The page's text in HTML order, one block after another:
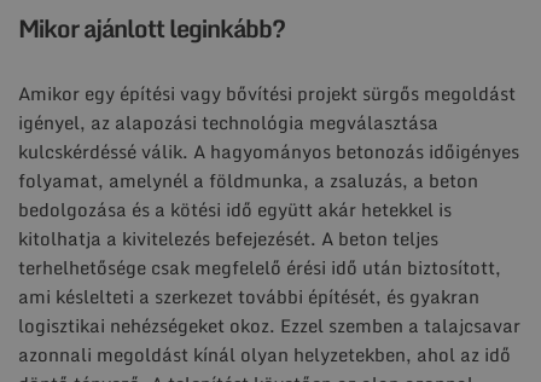
Mikor ajánlott leginkább?
Amikor egy építési vagy bővítési projekt sürgős megoldást
igényel, az alapozási technológia megválasztása
kulcskérdéssé válik. A hagyományos betonozás időigényes
folyamat, amelynél a földmunka, a zsaluzás, a beton
bedolgozása és a kötési idő együtt akár hetekkel is
kitolhatja a kivitelezés befejezését. A beton teljes
terhelhetősége csak megfelelő érési idő után biztosított,
ami késlelteti a szerkezet további építését, és gyakran
logisztikai nehézségeket okoz. Ezzel szemben a talajcsavar
azonnali megoldást kínál olyan helyzetekben, ahol az idő